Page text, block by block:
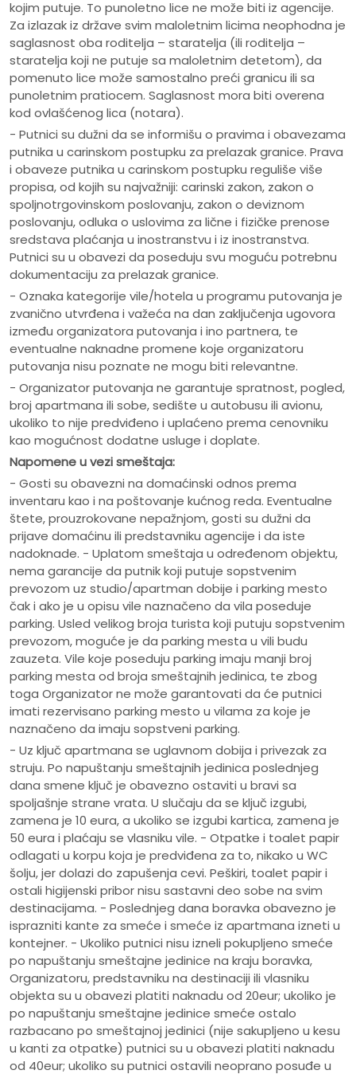
kojim putuje. To punoletno lice ne može biti iz agencije.
Za izlazak iz države svim maloletnim licima neophodna je
saglasnost oba roditelja – staratelja (ili roditelja –
staratelja koji ne putuje sa maloletnim detetom), da
pomenuto lice može samostalno preći granicu ili sa
punoletnim pratiocem. Saglasnost mora biti overena
kod ovlašćenog lica (notara).
- Putnici su dužni da se informišu o pravima i obavezama
putnika u carinskom postupku za prelazak granice. Prava
i obaveze putnika u carinskom postupku reguliše više
propisa, od kojih su najvažniji: carinski zakon, zakon o
spoljnotrgovinskom poslovanju, zakon o deviznom
poslovanju, odluka o uslovima za lične i fizičke prenose
sredstava plaćanja u inostranstvu i iz inostranstva.
Putnici su u obavezi da poseduju svu moguću potrebnu
dokumentaciju za prelazak granice.
- Oznaka kategorije vile/hotela u programu putovanja je
zvanično utvrđena i važeća na dan zaključenja ugovora
između organizatora putovanja i ino partnera, te
eventualne naknadne promene koje organizatoru
putovanja nisu poznate ne mogu biti relevantne.
- Organizator putovanja ne garantuje spratnost, pogled,
broj apartmana ili sobe, sedište u autobusu ili avionu,
ukoliko to nije predviđeno i uplaćeno prema cenovniku
kao mogućnost dodatne usluge i doplate.
Napomene u vezi smeštaja:
- Gosti su obavezni na domaćinski odnos prema
inventaru kao i na poštovanje kućnog reda. Eventualne
štete, prouzrokovane nepažnjom, gosti su dužni da
prijave domaćinu ili predstavniku agencije i da iste
nadoknade. - Uplatom smeštaja u određenom objektu,
nema garancije da putnik koji putuje sopstvenim
prevozom uz studio/apartman dobije i parking mesto
čak i ako je u opisu vile naznačeno da vila poseduje
parking. Usled velikog broja turista koji putuju sopstvenim
prevozom, moguće je da parking mesta u vili budu
zauzeta. Vile koje poseduju parking imaju manji broj
parking mesta od broja smeštajnih jedinica, te zbog
toga Organizator ne može garantovati da će putnici
imati rezervisano parking mesto u vilama za koje je
naznačeno da imaju sopstveni parking.
- Uz ključ apartmana se uglavnom dobija i privezak za
struju. Po napuštanju smeštajnih jedinica poslednjeg
dana smene ključ je obavezno ostaviti u bravi sa
spoljašnje strane vrata. U slučaju da se ključ izgubi,
zamena je 10 eura, a ukoliko se izgubi kartica, zamena je
50 eura i plaćaju se vlasniku vile. - Otpatke i toalet papir
odlagati u korpu koja je predviđena za to, nikako u WC
šolju, jer dolazi do zapušenja cevi. Peškiri, toalet papir i
ostali higijenski pribor nisu sastavni deo sobe na svim
destinacijama. - Poslednjeg dana boravka obavezno je
isprazniti kante za smeće i smeće iz apartmana izneti u
kontejner. - Ukoliko putnici nisu izneli pokupljeno smeće
po napuštanju smeštajne jedinice na kraju boravka,
Organizatoru, predstavniku na destinaciji ili vlasniku
objekta su u obavezi platiti naknadu od 20eur; ukoliko je
po napuštanju smeštajne jedinice smeće ostalo
razbacano po smeštajnoj jedinici (nije sakupljeno u kesu
u kanti za otpatke) putnici su u obavezi platiti naknadu
od 40eur; ukoliko su putnici ostavili neoprano posuđe u